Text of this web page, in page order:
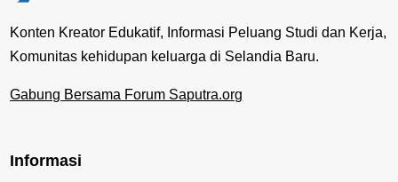
Konten Kreator Edukatif, Informasi Peluang Studi dan Kerja,
Komunitas kehidupan keluarga di Selandia Baru.
Gabung Bersama Forum Saputra.org
Informasi